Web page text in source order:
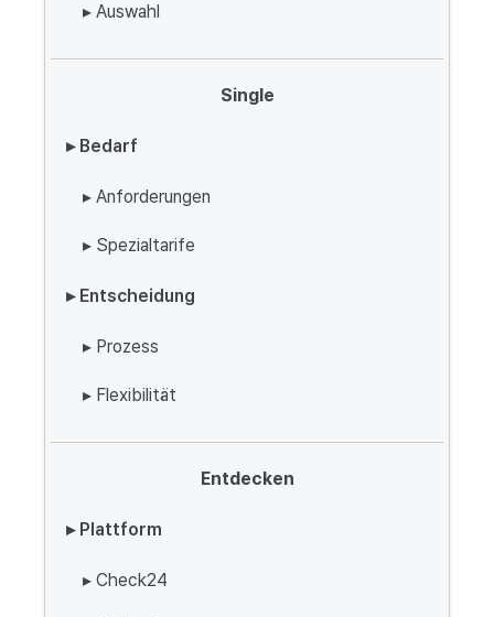
▸ Auswahl
Single
▸ Bedarf
▸ Anforderungen
▸ Spezialtarife
▸ Entscheidung
▸ Prozess
▸ Flexibilität
Entdecken
▸ Plattform
▸ Check24